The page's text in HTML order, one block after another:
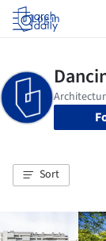
Log in
Sort